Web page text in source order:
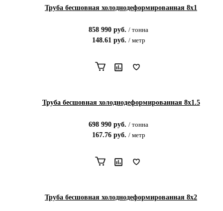
Труба бесшовная холоднодеформированная 8х1
858 990 руб. / тонна
148.61 руб. / метр
Труба бесшовная холоднодеформированная 8х1.5
698 990 руб. / тонна
167.76руб. / метр
Труба бесшовная холоднодеформированная 8х2